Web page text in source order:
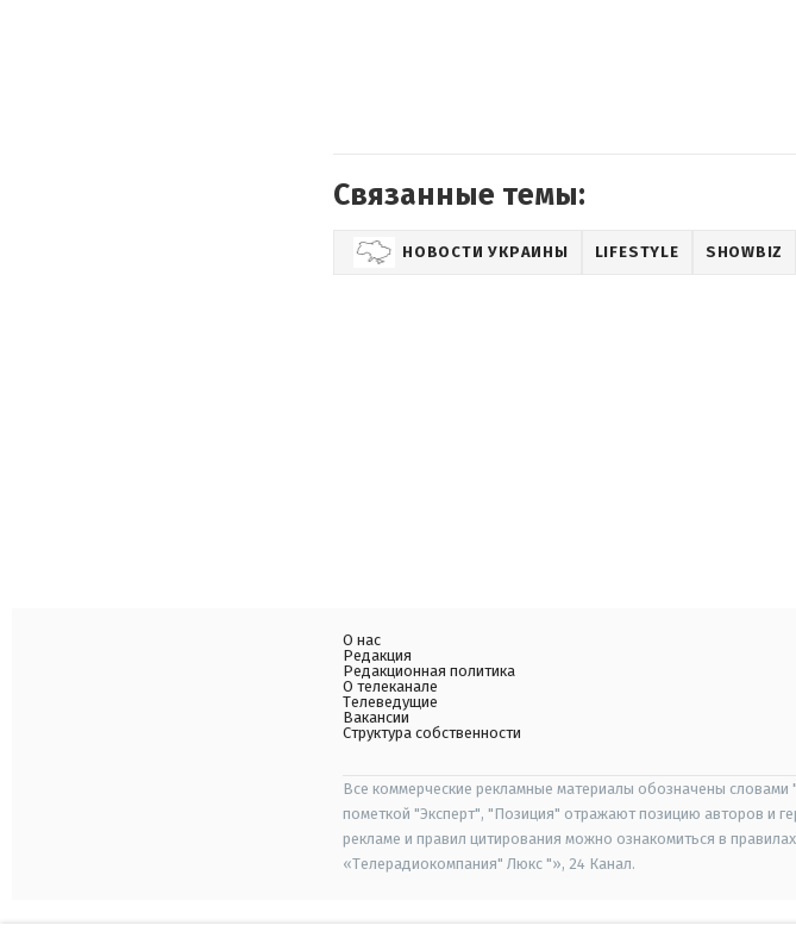
Связанные темы:
НОВОСТИ УКРАИНЫ LIFESTYLE SHOWBIZ
О нас
Редакция
Редакционная политика
О телеканале
Телеведущие
Вакансии
Структура собственности
Все коммерческие рекламные материалы обозначены
пометкой "Эксперт", "Позиция" отражают позицию авторов и
рекламе и правил цитирования можно ознакомиться в
«Телерадиокомпания" Люкс "», 24 Канал.